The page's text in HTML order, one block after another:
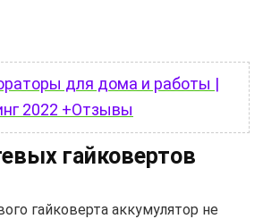
для дома и работы |
2022 +Отзывы
гайковертов
гайковерта аккумулятор не